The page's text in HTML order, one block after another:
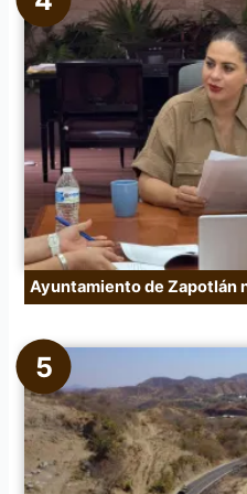
Ayuntamiento de Zapotlán